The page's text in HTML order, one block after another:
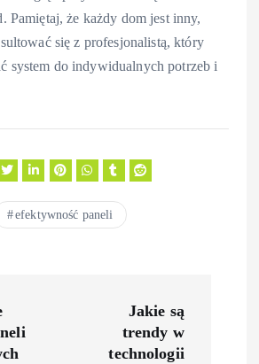
Pamiętaj, że każdy dom jest inny,
się z profesjonalistą, który
system do indywidualnych potrzeb i
efektywność paneli
Jakie są
trendy w
technologii